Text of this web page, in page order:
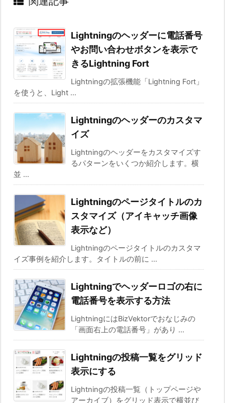
Lightningのヘッダーに電話番号
やお問い合わせボタンを表示で
きるLightning Fort
Lightningの拡張機能「Lightning Fort」
を使うと、Light ...
Lightningのヘッダーのカスタマ
イズ
Lightningのヘッダーをカスタマイズす
るパターンをいくつか紹介します。横
並 ...
Lightningのページタイトルのカ
スタマイズ（アイキャッチ画像
表示など）
Lightningのページタイトルのカスタマ
イズ事例を紹介します。タイトルの前に ...
Lightningでヘッダーロゴの右に
電話番号を表示する方法
LightningにはBizVektorでおなじみの
「画面右上の電話番号」があり ...
Lightningの投稿一覧をグリッド
表示にする
Lightningの投稿一覧（トップページや
アーカイブ）をグリッド表示で横並び